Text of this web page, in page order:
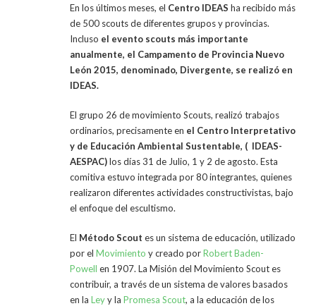
En los últimos meses, el Centro IDEAS ha recibido más
de 500 scouts de diferentes grupos y provincias.
Incluso el evento scouts más importante
anualmente, el Campamento de Provincia Nuevo
León 2015, denominado, Divergente, se realizó en
IDEAS.
El grupo 26 de movimiento Scouts, realizó trabajos
ordinarios, precisamente en el Centro Interpretativo
y de Educación Ambiental Sustentable, ( IDEAS-
AESPAC)los días 31 de Julio, 1 y 2 de agosto. Esta
comitiva estuvo integrada por 80 integrantes, quienes
realizaron diferentes actividades constructivistas, bajo
el enfoque del escultismo.
El Método Scout es un sistema de educación, utilizado
por el Movimiento y creado porRobert Baden-
Powell en 1907. La Misión del Movimiento Scout es
contribuir, a través de un sistema de valores basados
en la Leyy la Promesa Scout, a la educación de los